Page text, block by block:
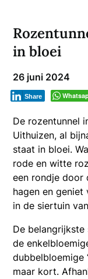
in bloei
26 juni 2024
Share
De rozentunnel
Uithuizen, al
staat in bloei.
rode en witte
een rondje door
hagen en geniet
in de siertuin
De
de
dubbelbloemige
maar kort.